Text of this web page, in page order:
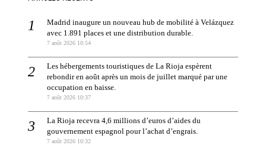
Madrid inaugure un nouveau hub de mobilité à Velázquez
avec 1.891 places et une distribution durable.
7 août 2026 10:54
Les hébergements touristiques de La Rioja espèrent
rebondir en août après un mois de juillet marqué par une
occupation en baisse.
7 août 2026 10:37
La Rioja recevra 4,6 millions d’euros d’aides du
gouvernement espagnol pour l’achat d’engrais.
7 août 2026 10:32